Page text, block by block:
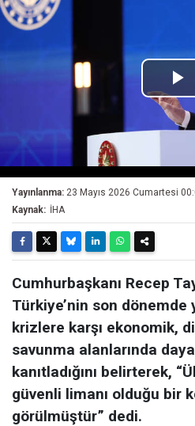
Yayınlanma: 23 Mayıs 2026 Cumartesi
Kaynak: İHA
Cumhurbaşkanı Recep
Türkiye’nin son dönemde
krizlere karşı ekonomik,
savunma alanlarında
kanıtladığını belirterek,
güvenli limanı olduğu bir
görülmüştür” dedi.